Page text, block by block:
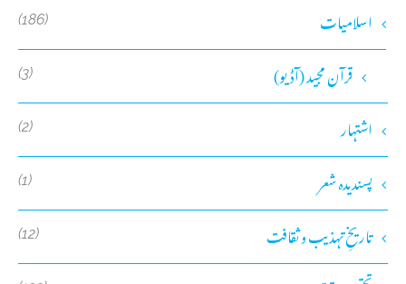
اسلامیات (186)
قرآن مجید (آڈیو) (3)
اشتہار (2)
پسندیدہ شعر (1)
تاریخِ تہذیب و ثقافت (12)